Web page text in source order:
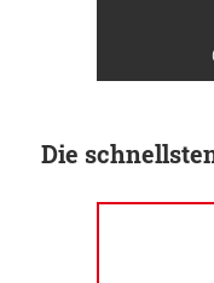
Die